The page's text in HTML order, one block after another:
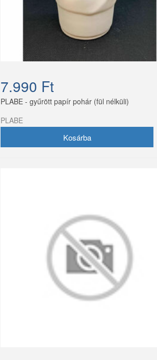
7.990 Ft
PLABE - gyűrött papír pohár (fül nélküli)
PLABE